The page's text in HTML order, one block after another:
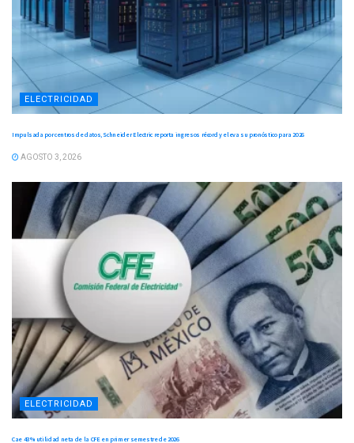
ELECTRICIDAD
Impulsada por centros de datos, Schneider Electric reporta ingresos récord y eleva su pronóstico para 2026
AGOSTO 3, 2026
ELECTRICIDAD
Cae 43 % utilidad neta de la CFE en primer semestre de 2026